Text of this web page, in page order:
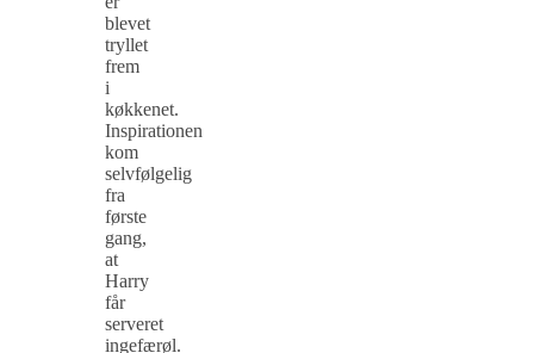
blevet
tryllet
frem
i
køkkenet.
Inspirationen
kom
selvfølgelig
fra
første
gang,
at
Harry
får
serveret
ingefærøl.